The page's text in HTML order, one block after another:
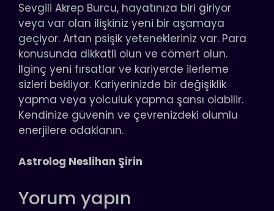
Sevgili Akrep Burcu, hayatınıza biri giriyor
veya var olan ilişkiniz yeni bir aşamaya
geçiyor. Artan psişik yetenekleriniz var. Para
konusunda dikkatli olun ve cömert olun.
İlginç yeni fırsatlar ve kariyerde ilerleme
sizleri bekliyor. Kariyerinizde bir değişiklik
yapma veya yolculuk yapma şansı olabilir.
Kendinize güvenin ve çevrenizdeki olumlu
enerjilere odaklanın.
Astrolog Neslihan Şirin
Yorum yapın